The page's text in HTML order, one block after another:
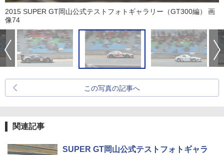
2015 SUPER GT岡山公式テストフォトギャラリー（GT300編） 画
像74
この写真の記事へ
関連記事
SUPER GT岡山公式テストフォトギャラ